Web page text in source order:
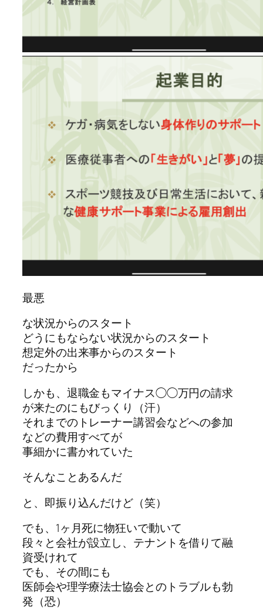
最悪
な状況からのスタート
どうにもならない状況からのスタート
想定外の出来事からのスタート
だったから
しかも、退職金もマイナス◯◯万円の請求
が来たのにもびっくり（汗）
それまでのトレーナー講習会などへの参加
などの費用すべてが
事細かに書かれていた
そんなことあるんだ
と、即振り込んだけど（笑）
でも、1ヶ月死に物狂いで動いて
段々と会社が設立し、テナントを借りて融
資受けれて
でも、その間にも
医師会や理学療法士協会とのトラブルも勃
発（恐）